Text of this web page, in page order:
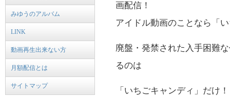
画配信！
アイドル動画のことなら「
廃盤・発禁された入手困難
るのは
「いちごキャンディ」だけ！
みゆうのアルバム
LINK
動画再生出来ない方
月額配信とは
サイトマップ